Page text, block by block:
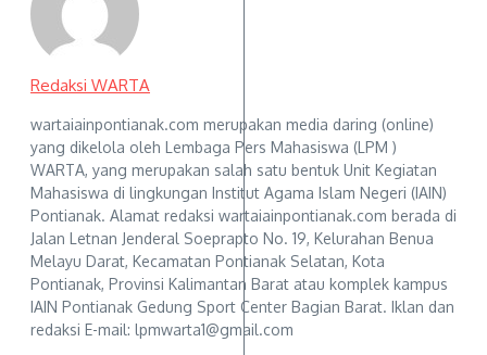
Redaksi WARTA
wartaiainpontianak.com merupakan media daring (online)
yang dikelola oleh Lembaga Pers Mahasiswa (LPM )
WARTA, yang merupakan salah satu bentuk Unit Kegiatan
Mahasiswa di lingkungan Institut Agama Islam Negeri (IAIN)
Pontianak. Alamat redaksi wartaiainpontianak.com berada di
Jalan Letnan Jenderal Soeprapto No. 19, Kelurahan Benua
Melayu Darat, Kecamatan Pontianak Selatan, Kota
Pontianak, Provinsi Kalimantan Barat atau komplek kampus
IAIN Pontianak Gedung Sport Center Bagian Barat. Iklan dan
redaksi E-mail: lpmwarta1@gmail.com